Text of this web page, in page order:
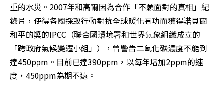
重的水災。2007年和高爾因為合作「不願面對的真相」紀
錄片，使得各國採取行動對抗全球暖化有功而獲得諾貝爾
和平的獎的IPCC（聯合國環境署和世界氣象組織成立的
「跨政府氣候變遷小組」），曾警告二氧化碳濃度不能到
達450ppm。目前已達390ppm，以每年增加2ppm的速
度，450ppm為期不遠。